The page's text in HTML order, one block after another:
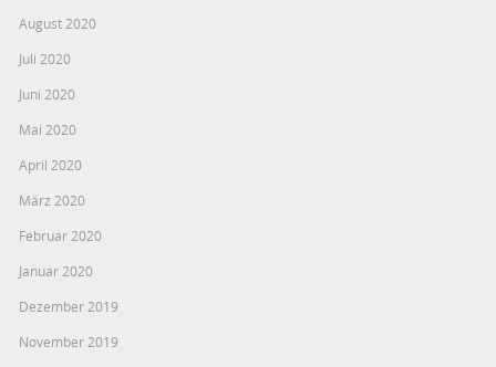
August 2020
Juli 2020
Juni 2020
Mai 2020
April 2020
März 2020
Februar 2020
Januar 2020
Dezember 2019
November 2019